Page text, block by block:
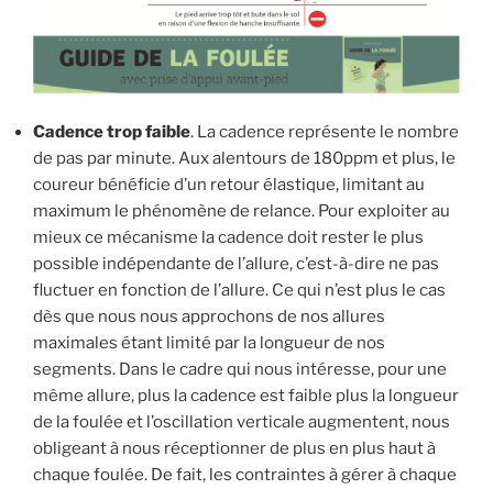
Cadence trop faible. La cadence représente le nombre
de pas par minute. Aux alentours de 180ppm et plus, le
coureur bénéficie d’un retour élastique, limitant au
maximum le phénomène de relance. Pour exploiter au
mieux ce mécanisme la cadence doit rester le plus
possible indépendante de l’allure, c’est-à-dire ne pas
fluctuer en fonction de l’allure. Ce qui n’est plus le cas
dès que nous nous approchons de nos allures
maximales étant limité par la longueur de nos
segments. Dans le cadre qui nous intéresse, pour une
même allure, plus la cadence est faible plus la longueur
de la foulée et l’oscillation verticale augmentent, nous
obligeant à nous réceptionner de plus en plus haut à
chaque foulée. De fait, les contraintes à gérer à chaque